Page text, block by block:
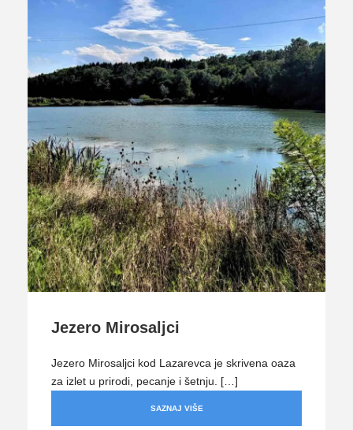
Jezero Mirosaljci
Jezero Mirosaljci kod Lazarevca je skrivena oaza
za izlet u prirodi, pecanje i šetnju. […]
SAZNAJ VIŠE